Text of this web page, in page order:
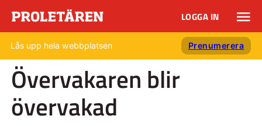
LOGGA IN
Lås upp hela webbplatsen Prenumerera
Övervakaren blir
övervakad